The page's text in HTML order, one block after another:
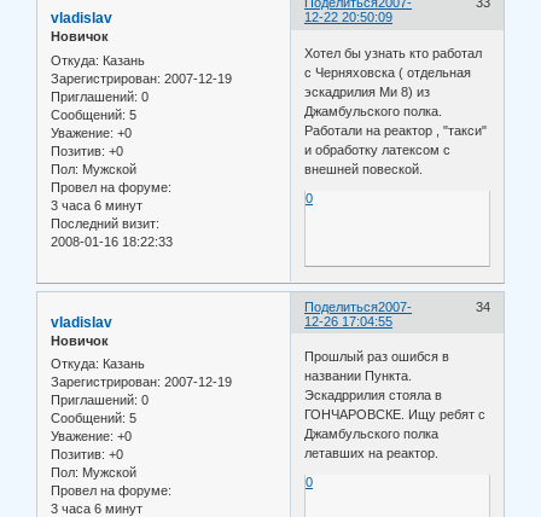
12-22 20:50:09
vladislav
Новичок
Откуда: Казань
Зарегистрирован: 2007-12-19
Приглашений: 0
Сообщений: 5
Уважение: +0
Позитив: +0
Пол: Мужской
Провел на форуме:
3 часа 6 минут
Последний визит:
2008-01-16 18:22:33
Хотел бы узнать кто работал
с Черняховска ( отдельная
эскадрилия Ми 8) из
Джамбульского полка.
Работали на реактор , "такси"
и обработку латексом с
внешней повеской.
0
Поделиться 34
2007-
12-26 17:04:55
vladislav
Новичок
Откуда: Казань
Зарегистрирован: 2007-12-19
Приглашений: 0
Сообщений: 5
Уважение: +0
Позитив: +0
Пол: Мужской
Провел на форуме:
3 часа 6 минут
Прошлый раз ошибся в
названии Пункта.
Эскадррилия стояла в
ГОНЧАРОВСКЕ. Ищу ребят с
Джамбульского полка
летавших на реактор.
0